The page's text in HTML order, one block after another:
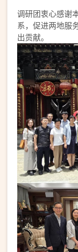
调研团衷心感谢
系，促进两地服
出贡献。